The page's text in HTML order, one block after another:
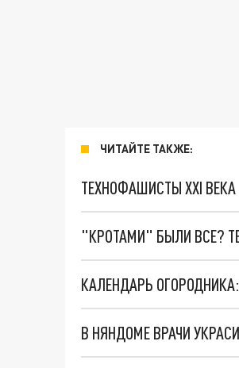
ЧИТАЙТЕ ТАКЖЕ:
ТЕХНОФАШИСТЫ XXI ВЕКА
"КРОТАМИ" БЫЛИ ВСЕ?
В НЯНДОМЕ ВРАЧИ